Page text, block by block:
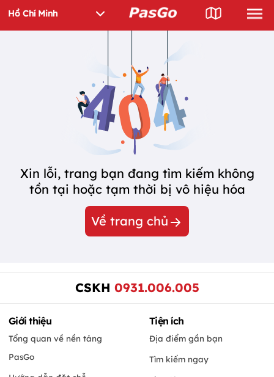
Xin lỗi, trang bạn đang tìm kiếm không
tồn tại hoặc tạm thời bị vô hiệu hóa
Về trang chủ
CSKH 0931.006.005
Giới thiệu
Tổng quan về nền tảng
PasGo
Tiện ích
Địa điểm gần bạn
Tìm kiếm ngay